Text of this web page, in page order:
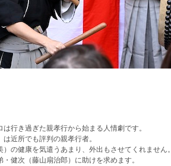
行き過ぎた親孝行から始まる人情劇です。
近所でも評判の親孝行者。
の健康を気遣うあまり、外出もさせてくれません。
健次（藤山扇治郎）に助けを求めます。